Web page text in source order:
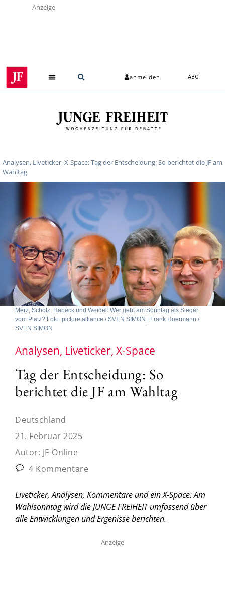
Anzeige
anmelden ABO
Analysen, Liveticker, X-Space: Tag der Entscheidung: So berichtet die JF am
Wahltag
Merz, Scholz, Habeck und Weidel: Wer geht am Sonntag als Sieger
vom Platz? Foto: picture alliance / SVEN SIMON | Frank Hoermann /
SVEN SIMON
Analysen, Liveticker, X-Space
Tag der Entscheidung: So
berichtet die JF am Wahltag
Deutschland
21. Februar 2025
Autor: JF-Online
4 Kommentare
Liveticker, Analysen, Kommentare und ein X-Space: Am
Wahlsonntag wird die JUNGE FREIHEIT umfassend über
alle Entwicklungen und Ergenisse berichten.
Anzeige